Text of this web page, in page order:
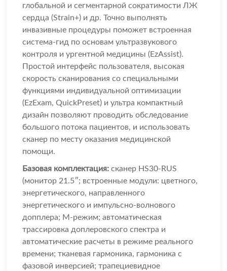
глобальной и сегментарной сократимости ЛЖ
сердца (Strain+) и др. Точно выполнять
инвазивные процедуры поможет встроенная
система-гид по основам ультразвукового
контроля и ургентной медицины (EzAssist).
Простой интерфейс пользователя, высокая
скорость сканирования со специальными
функциями индивидуальной оптимизации
(EzExam, QuickPreset) и ультра компактный
дизайн позволяют проводить обследование
большого потока пациентов, и использовать
сканер по месту оказания медицинской
помощи.
Базовая комплектация: сканер HS30-RUS
(монитор 21.5″; встроенные модули: цветного,
энергетического, направленного
энергетического и импульсно-волнового
допплера; М-режим; автоматическая
трассировка доплеровского спектра и
автоматические расчеты в режиме реального
времени; тканевая гармоника, гармоника с
фазовой инверсией; трапециевидное